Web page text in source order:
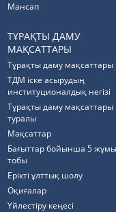
Мансап
ТҰРАҚТЫ ДАМУ
МАҚСАТТАРЫ
Тұрақты даму мақсаттары
ТДМ іске асырудың
институционалдық негізі
Тұрақты даму мақсаттары
туралы
Мақсаттар
Бағыттар бойынша 5
тобы
Ерікті ұлттық шолу
Оқиғалар
Үйлестіру кеңесі